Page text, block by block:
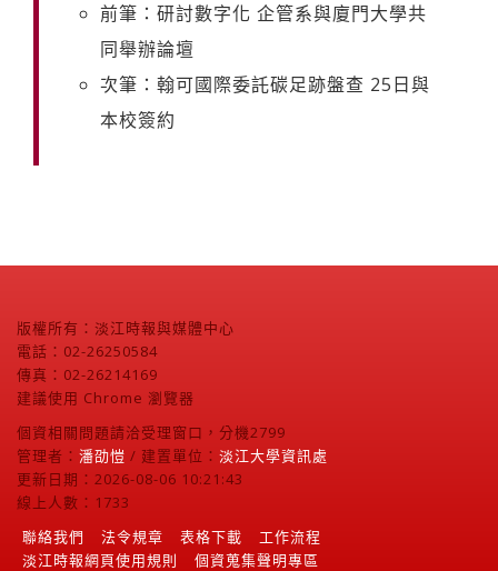
前筆：研討數字化 企管系與廈門大學共
同舉辦論壇
次筆：翰可國際委託碳足跡盤查 25日與
本校簽約
版權所有：淡江時報與媒體中心
電話：02-26250584
傳真：02-26214169
建議使用 Chrome 瀏覽器
個資相關問題請洽受理窗口，分機2799
管理者： 潘劭愷 / 建置單位： 淡江大學資訊處
更新日期：2026-08-06 10:21:43
線上人數：1733
聯絡我們
法令規章 表格下載
工作流程
淡江時報網頁使用規則
個資蒐集聲明專區